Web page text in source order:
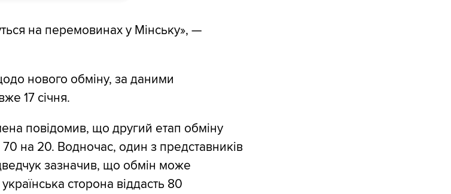
на перемовинах у Мінську», —
нового обміну, за даними
17 січня.
повідомив, що другий етап обміну
на 20. Водночас, один з представників
зазначив, що обмін може
сторона віддасть 80